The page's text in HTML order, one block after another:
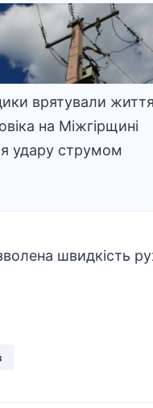
врятували життя
на Міжгірщині
удару струмом
швидкість